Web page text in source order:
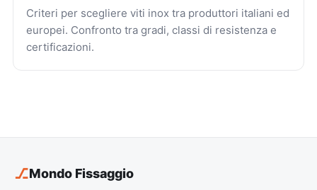
Criteri per scegliere viti inox tra produttori italiani ed
europei. Confronto tra gradi, classi di resistenza e
certificazioni.
⎇Mondo Fissaggio